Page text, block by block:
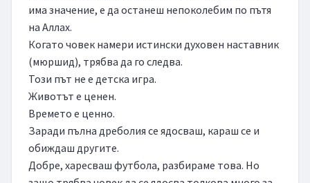
има значение, е да останеш непоколебим по пътя
на Аллах.
Когато човек намери истински духовен наставник
(мюршид), трябва да го следва.
Този път не е детска игра.
Животът е ценен.
Времето е ценно.
Заради пълна дреболия се ядосваш, караш се и
обиждаш другите.
Добре, харесваш футбола, разбираме това. Но